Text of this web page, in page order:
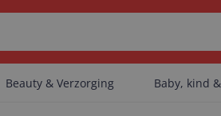
Beauty & Verzorging Baby, kind